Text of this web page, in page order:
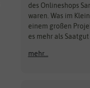
des Onlineshops
waren. Was im
einem großen
es mehr als Saatgut
mehr...